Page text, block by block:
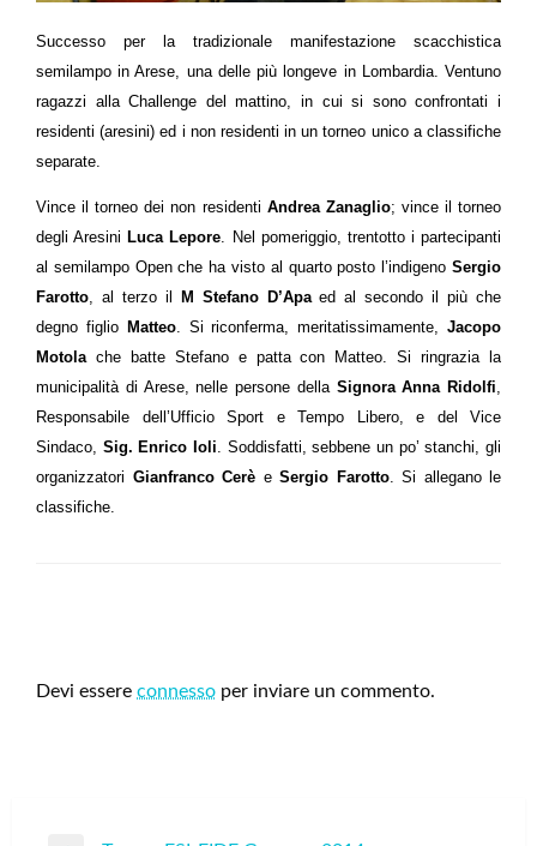
Successo per la tradizionale manifestazione scacchistica
semilampo in Arese, una delle più longeve in Lombardia. Ventuno
ragazzi alla Challenge del mattino, in cui si sono confrontati i
residenti (aresini) ed i non residenti in un torneo unico a classifiche
separate.
Vince il torneo dei non residenti Andrea Zanaglio; vince il torneo
degli Aresini Luca Lepore. Nel pomeriggio, trentotto i partecipanti
al semilampo Open che ha visto al quarto posto l’indigeno Sergio
Farotto, al terzo il M Stefano D’Apaed al secondo il più che
degno figlio Matteo. Si riconferma, meritatissimamente,Jacopo
Motolache batte Stefano e patta con Matteo. Si ringrazia la
municipalità di Arese, nelle persone della Signora Anna Ridolfi,
Responsabile dell’Ufficio Sport e Tempo Libero, e del Vice
Sindaco, Sig. Enrico Ioli. Soddisfatti, sebbene un po’ stanchi, gli
organizzatori Gianfranco Cerè e Sergio Farotto. Si allegano le
classifiche.
Devi essere connesso per inviare un commento.